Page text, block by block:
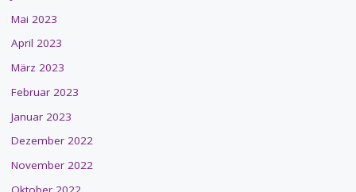
Mai 2023
April 2023
März 2023
Februar 2023
Januar 2023
Dezember 2022
November 2022